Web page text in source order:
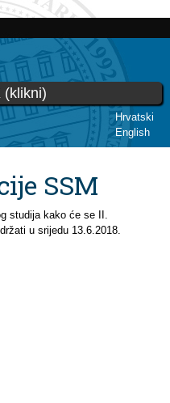
Hrvatski
English
(klikni)
SSM
studija kako će se II.
u srijedu 13.6.2018.